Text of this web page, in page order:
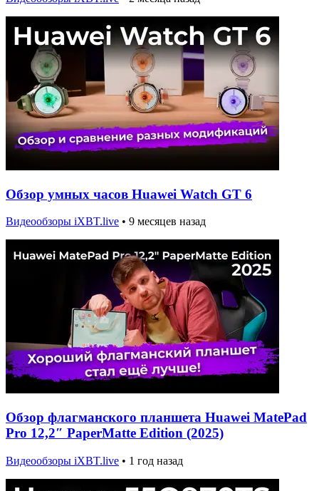
Обзор умных часов Huawei Watch GT 6
Видеообзоры iXBT.live • 9 месяцев назад
Обзор флагманского планшета Huawei MatePad
Pro 12,2″ PaperMatte Edition (2025)
Видеообзоры iXBT.live • 1 год назад